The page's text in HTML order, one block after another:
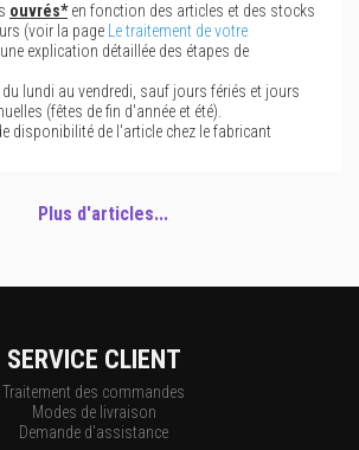
ouvrés*en fonction des articles et des stocks
(voir la page
Le traitement de votre
explication détaillée des étapes de
du lundi au vendredi, sauf jours fériés et jours
(fêtes de fin d'année et été).
disponibilité de l'article chez le fabricant
Plus d'articles...
SERVICE CLIENT
Traitement des commandes
Modes de livraison
Demande d'assistance